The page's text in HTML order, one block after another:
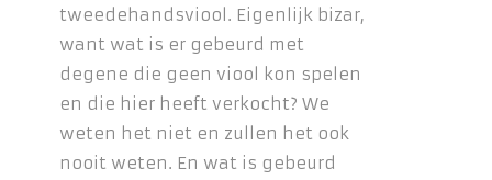
tweedehandsviool. Eigenlijk bizar,
want wat is er gebeurd met
degene die geen viool kon spelen
en die hier heeft verkocht? We
weten het niet en zullen het ook
nooit weten. En wat is gebeurd